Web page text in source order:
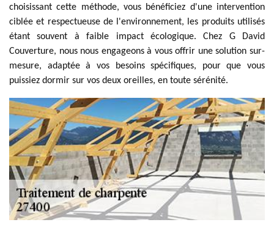
choisissant cette méthode, vous bénéficiez d'une intervention
ciblée et respectueuse de l'environnement, les produits utilisés
étant souvent à faible impact écologique. Chez G David
Couverture, nous nous engageons à vous offrir une solution sur-
mesure, adaptée à vos besoins spécifiques, pour que vous
puissiez dormir sur vos deux oreilles, en toute sérénité.